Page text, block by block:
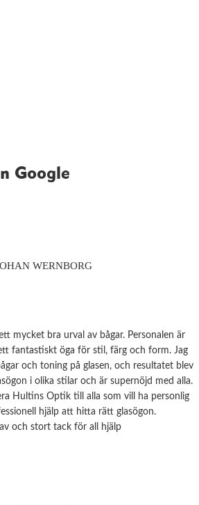
Google
WERNBORG
mycket bra urval av bågar. Personalen är
fantastiskt öga för stil, färg och form. Jag
och toning på glasen, och resultatet blev
i olika stilar och är supernöjd med alla.
Hultins Optik till alla som vill ha personlig
hjälp att hitta rätt glasögon.
och stort tack för all hjälp